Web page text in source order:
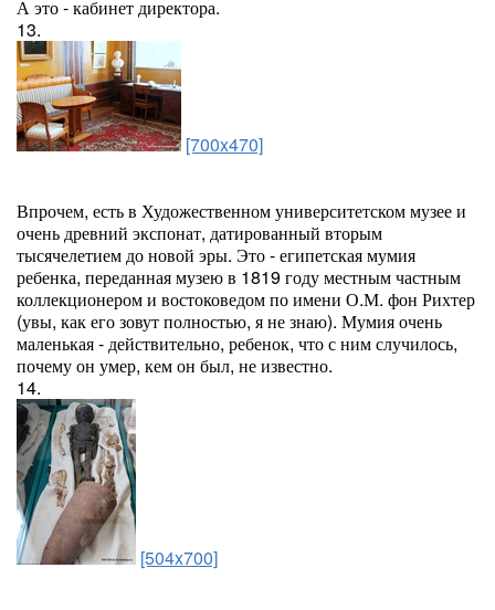
А это - кабинет директора.
13.
[700x470]
Впрочем, есть в Художественном университетском музее и
очень древний экспонат, датированный вторым
тысячелетием до новой эры. Это - египетская мумия
ребенка, переданная музею в 1819 году местным частным
коллекционером и востоковедом по имени О.М. фон Рихтер
(увы, как его зовут полностью, я не знаю). Мумия очень
маленькая - действительно, ребенок, что с ним случилось,
почему он умер, кем он был, не известно.
14.
[504x700]